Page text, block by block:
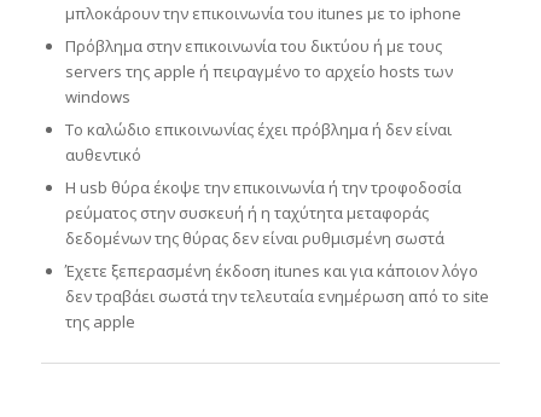
μπλοκάρουν την επικοινωνία του itunes με το iphone
Πρόβλημα στην επικοινωνία του δικτύου ή με τους
servers της apple ή πειραγμένο το αρχείο hosts των
windows
Το καλώδιο επικοινωνίας έχει πρόβλημα ή δεν είναι
αυθεντικό
Η usb θύρα έκοψε την επικοινωνία ή την τροφοδοσία
ρεύματος στην συσκευή ή η ταχύτητα μεταφοράς
δεδομένων της θύρας δεν είναι ρυθμισμένη σωστά
Έχετε ξεπερασμένη έκδοση itunes και για κάποιον λόγο
δεν τραβάει σωστά την τελευταία ενημέρωση από το site
της apple